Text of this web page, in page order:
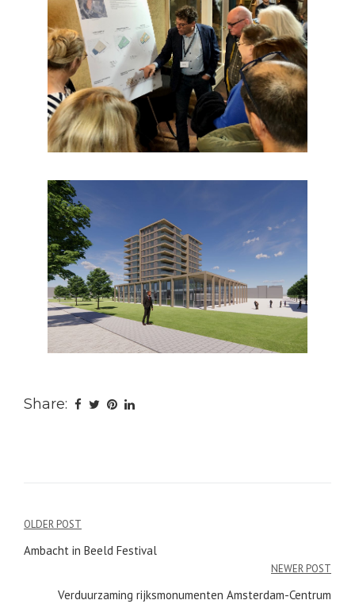
Share:
Bericht
navigatie
OLDER POST
Ambacht in Beeld Festival
NEWER POST
Verduurzaming rijksmonumenten Amsterdam-Centrum